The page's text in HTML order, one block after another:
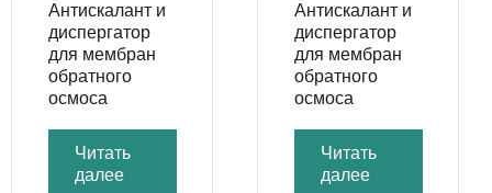
Антискалант и
диспергатор
для мембран
обратного
осмоса
Читать
далее
Антискалант и
диспергатор
для мембран
обратного
осмоса
Читать
далее